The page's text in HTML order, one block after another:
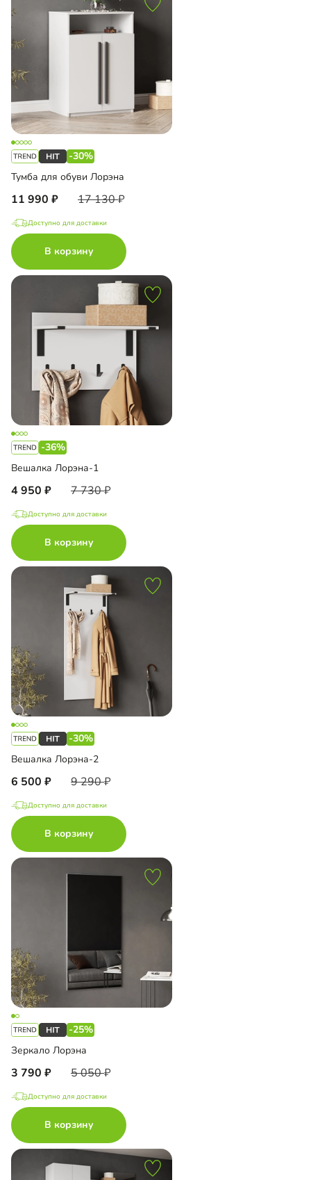
-30%
Тумба для обуви Лорэна
11 990 17 130
Доступно для доставки
В корзину
-36%
Вешалка Лорэна-1
4 950 7 730
Доступно для доставки
В корзину
-30%
Вешалка Лорэна-2
6 500 9 290
Доступно для доставки
В корзину
-25%
Зеркало Лорэна
3 790 5 050
Доступно для доставки
В корзину